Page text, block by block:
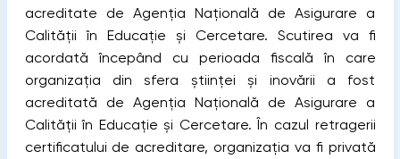
acreditate de Agenţia Naţională de Asigurare a
Calităţii în Educaţie şi Cercetare. Scutirea va fi
acordată începând cu perioada fiscală în care
organizaţia din sfera științei şi inovării a fost
acreditată de Agenţia Naţională de Asigurare a
Calităţii în Educaţie şi Cercetare. În cazul retragerii
certificatului de acreditare, organizaţia va fi privată